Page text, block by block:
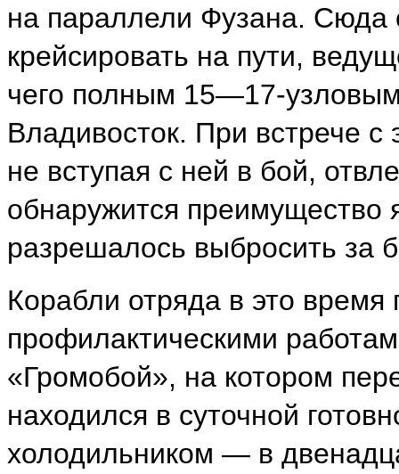
на параллели Фузана. Сюда
крейсировать на пути,
чего полным 15—17-
Владивосток. При встрече
не вступая с ней в бой,
обнаружится преимущество
разрешалось выбросить за
Корабли отряда в это
профилактическими
«Громобой», на котором
находился в суточной
холодильником — в